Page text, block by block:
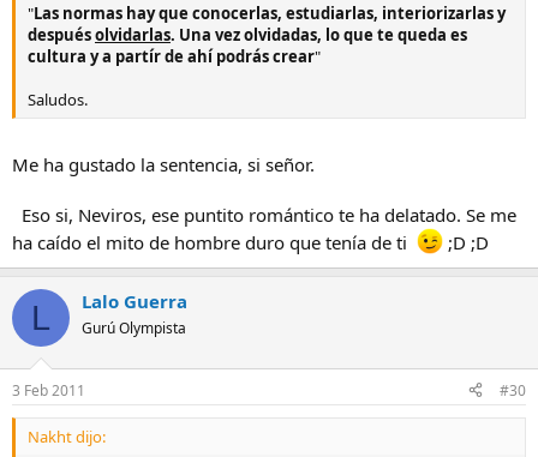
"Las normas hay que conocerlas, estudiarlas, interiorizarlas y
despuésolvidarlas. Una vez olvidadas, lo que te queda es
cultura y a partír de ahí podrás crear"
Saludos.
Me ha gustado la sentencia, si señor.
Eso si, Neviros, ese puntito romántico te ha delatado. Se me
ha caído el mito de hombre duro que tenía de ti
;D ;D
L Lalo Guerra
Gurú Olympista
3 Feb 2011 #30
Nakht dijo: